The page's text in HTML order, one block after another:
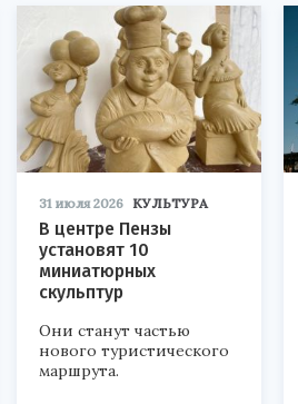
31 июля 2026 КУЛЬТУРА
В центре Пензы
установят 10
миниатюрных
скульптур
Они станут частью
нового туристического
маршрута.